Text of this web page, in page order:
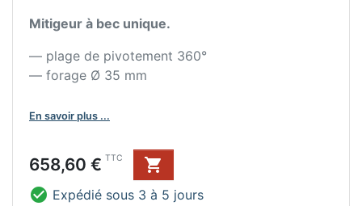
Mitigeur à bec unique.
— plage de pivotement 360°
— forage Ø 35 mm
En savoir plus ...
Prix
658,60 € TTC

 Expédié sous 3 à 5 jours